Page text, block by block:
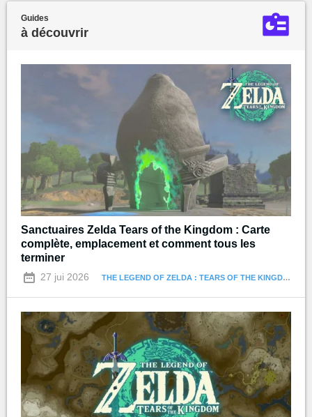
Guides
à découvrir
Sanctuaires Zelda Tears of the Kingdom : Carte
complète, emplacement et comment tous les
terminer
27 jui 2026 THE LEGEND OF ZELDA : TEARS OF THE KINGDOM